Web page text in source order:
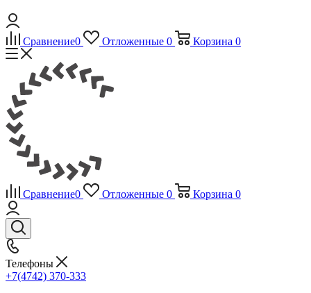
Сравнение0 Отложенные 0 Корзина 0
Сравнение0 Отложенные 0 Корзина 0
Телефоны
+7(4742) 370-333